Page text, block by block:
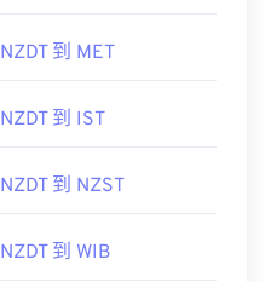
NZDT 到 MET
NZDT 到 IST
NZDT 到 NZST
NZDT 到 WIB